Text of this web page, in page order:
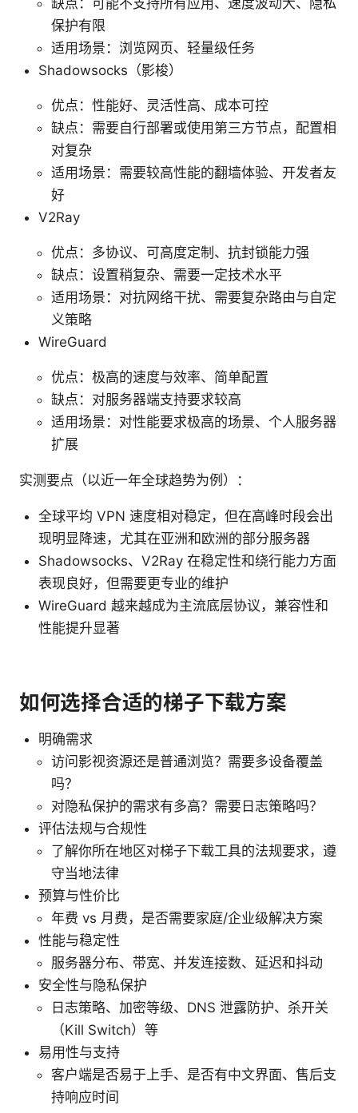
缺点：可能不支持所有应用、速度波动大、隐私
保护有限
适用场景：浏览网页、轻量级任务
Shadowsocks（影梭）
优点：性能好、灵活性高、成本可控
缺点：需要自行部署或使用第三方节点，配置相
对复杂
适用场景：需要较高性能的翻墙体验、开发者友
好
V2Ray
优点：多协议、可高度定制、抗封锁能力强
缺点：设置稍复杂、需要一定技术水平
适用场景：对抗网络干扰、需要复杂路由与自定
义策略
WireGuard
优点：极高的速度与效率、简单配置
缺点：对服务器端支持要求较高
适用场景：对性能要求极高的场景、个人服务器
扩展
实测要点（以近一年全球趋势为例）：
全球平均 VPN 速度相对稳定，但在高峰时段会出
现明显降速，尤其在亚洲和欧洲的部分服务器
Shadowsocks、V2Ray 在稳定性和绕行能力方面
表现良好，但需要更专业的维护
WireGuard 越来越成为主流底层协议，兼容性和
性能提升显著
如何选择合适的梯子下载方案
明确需求
访问影视资源还是普通浏览？需要多设备覆盖
吗？
对隐私保护的需求有多高？需要日志策略吗？
评估法规与合规性
了解你所在地区对梯子下载工具的法规要求，遵
守当地法律
预算与性价比
年费 vs 月费，是否需要家庭/企业级解决方案
性能与稳定性
服务器分布、带宽、并发连接数、延迟和抖动
安全性与隐私保护
日志策略、加密等级、DNS 泄露防护、杀开关
（Kill Switch）等
易用性与支持
客户端是否易于上手、是否有中文界面、售后支
持响应时间